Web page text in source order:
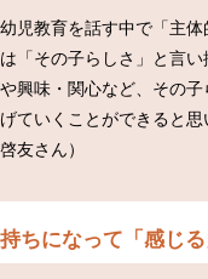
児教育を話す中で「主
は「その子らしさ」と言
興味・関心など、その
ていくことができると思
ちになって「感じる